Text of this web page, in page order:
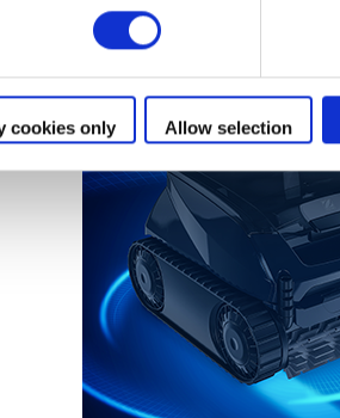
cookies only Allow selection